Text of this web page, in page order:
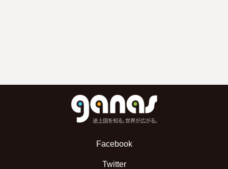
Facebook
Twitter